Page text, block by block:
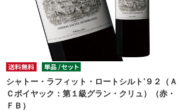
シャトー・ラフィット・ロートシルト’９２（Ａ
Ｃポイヤック：第１級グラン・クリュ）（赤・
ＦＢ）